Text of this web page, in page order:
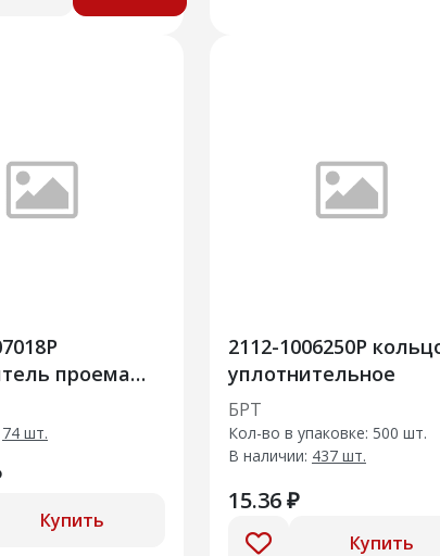
проема
74 шт.
Купить
2112-1006250Р
уплотнительное
БРТ
Кол-во в упаковке: 500 шт.
В наличии: 437 шт.
15.36 ₽
Купить